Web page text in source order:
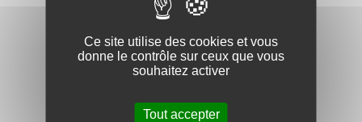
Ce site utilise des cookies et vous
donne le contrôle sur ceux que vous
souhaitez activer
Tout accepter